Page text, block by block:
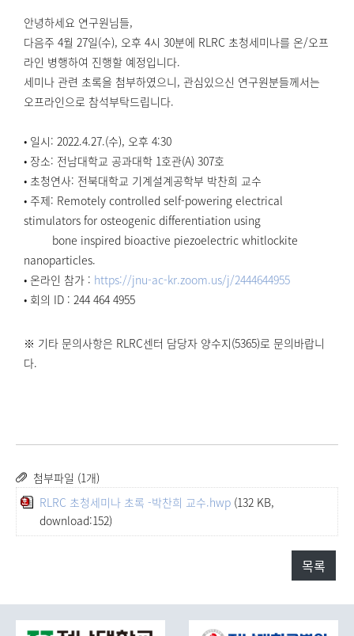
안녕하세요 연구원님들,
다음주 4월 27일(수), 오후 4시 30분에 RLRC 초청세미나를 온/오프
라인 병행하여 진행할 예정입니다.
세미나 관련 초록을 첨부하였으니, 관심있으신 연구원분들께서는
오프라인으로 참석부탁드립니다.
• 일시: 2022.4.27.(수), 오후 4:30
• 장소: 전남대학교 공과대학 1호관(A) 307호
• 초청연사: 전북대학교 기계설계공학부 박찬희 교수
• 주제: Remotely controlled self-powering electrical
stimulators for osteogenic differentiation using
bone inspired bioactive piezoelectric whitlockite
nanoparticles.
• 온라인 참가 : https://jnu-ac-kr.zoom.us/j/2444644955
• 회의 ID : 244 464 4955
※ 기타 문의사항은 RLRC센터 담당자 양수지(5365)로 문의바랍니
다.
첨부파일 (1개)
RLRC 초청세미나 초록 -박찬희 교수.hwp (132 KB,
download:152)
목록